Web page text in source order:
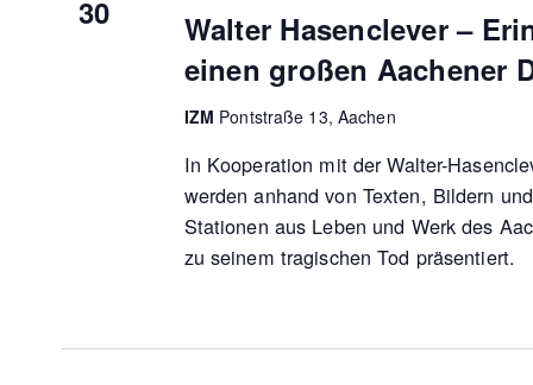
30
Walter Hasenclever –
einen großen Aachener
IZM Pontstraße 13, Aachen
In Kooperation mit der Walter-
werden anhand von Texten, Bildern
Stationen aus Leben und Werk des
zu seinem tragischen Tod präsentiert.